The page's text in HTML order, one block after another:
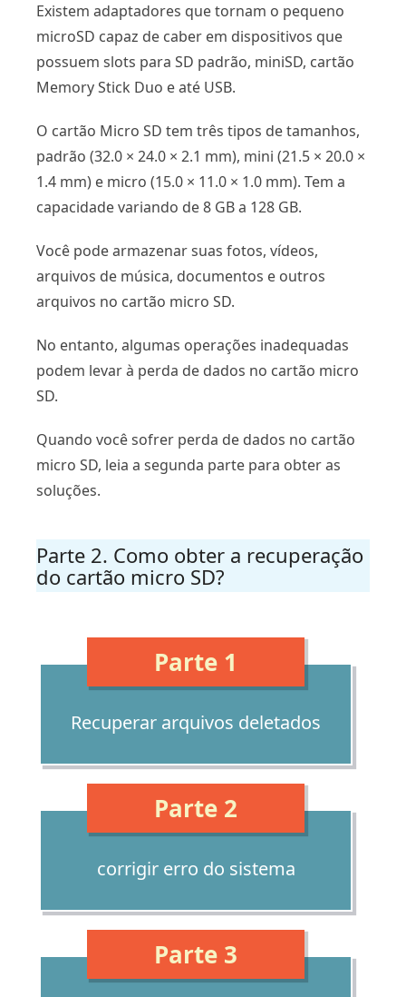
Existem adaptadores que tornam o pequeno
microSD capaz de caber em dispositivos que
possuem slots para SD padrão, miniSD, cartão
Memory Stick Duo e até USB.
O cartão Micro SD tem três tipos de tamanhos,
padrão (32.0 × 24.0 × 2.1 mm), mini (21.5 × 20.0 ×
1.4 mm) e micro (15.0 × 11.0 × 1.0 mm). Tem a
capacidade variando de 8 GB a 128 GB.
Você pode armazenar suas fotos, vídeos,
arquivos de música, documentos e outros
arquivos no cartão micro SD.
No entanto, algumas operações inadequadas
podem levar à perda de dados no cartão micro
SD.
Quando você sofrer perda de dados no cartão
micro SD, leia a segunda parte para obter as
soluções.
Parte 2. Como obter a recuperação
do cartão micro SD?
Parte 1
Recuperar arquivos deletados
Parte 2
corrigir erro do sistema
Parte 3